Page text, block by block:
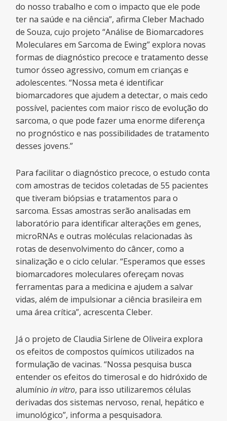
do nosso trabalho e com o impacto que ele pode
ter na saúde e na ciência”, afirma Cleber Machado
de Souza, cujo projeto “Análise de Biomarcadores
Moleculares em Sarcoma de Ewing” explora novas
formas de diagnóstico precoce e tratamento desse
tumor ósseo agressivo, comum em crianças e
adolescentes. “Nossa meta é identificar
biomarcadores que ajudem a detectar, o mais cedo
possível, pacientes com maior risco de evolução do
sarcoma, o que pode fazer uma enorme diferença
no prognóstico e nas possibilidades de tratamento
desses jovens.”
Para facilitar o diagnóstico precoce, o estudo conta
com amostras de tecidos coletadas de 55 pacientes
que tiveram biópsias e tratamentos para o
sarcoma. Essas amostras serão analisadas em
laboratório para identificar alterações em genes,
microRNAs e outras moléculas relacionadas às
rotas de desenvolvimento do câncer, como a
sinalização e o ciclo celular. “Esperamos que esses
biomarcadores moleculares ofereçam novas
ferramentas para a medicina e ajudem a salvar
vidas, além de impulsionar a ciência brasileira em
uma área crítica”, acrescenta Cleber.
Já o projeto de Claudia Sirlene de Oliveira explora
os efeitos de compostos químicos utilizados na
formulação de vacinas. “Nossa pesquisa busca
entender os efeitos do timerosal e do hidróxido de
alumínioin vitro, para isso utilizaremos células
derivadas dos sistemas nervoso, renal, hepático e
imunológico”, informa a pesquisadora.